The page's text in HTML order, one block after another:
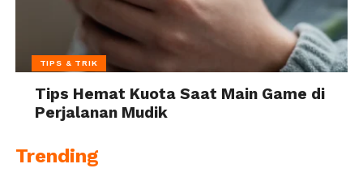
TIPS & TRIK
Tips Hemat Kuota Saat Main Game di
Perjalanan Mudik
Trending